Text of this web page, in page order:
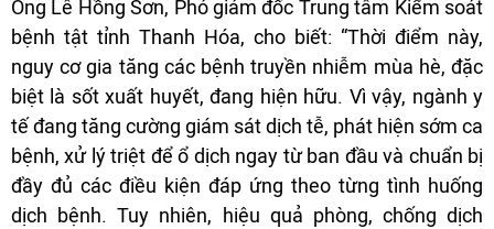
Ông Lê Hồng Sơn, Phó giám đốc Trung tâm Kiểm soát
bệnh tật tỉnh Thanh Hóa, cho biết: “Thời điểm này,
nguy cơ gia tăng các bệnh truyền nhiễm mùa hè, đặc
biệt là sốt xuất huyết, đang hiện hữu. Vì vậy, ngành y
tế đang tăng cường giám sát dịch tễ, phát hiện sớm ca
bệnh, xử lý triệt để ổ dịch ngay từ ban đầu và chuẩn bị
đầy đủ các điều kiện đáp ứng theo từng tình huống
dịch bệnh. Tuy nhiên, hiệu quả phòng, chống dịch